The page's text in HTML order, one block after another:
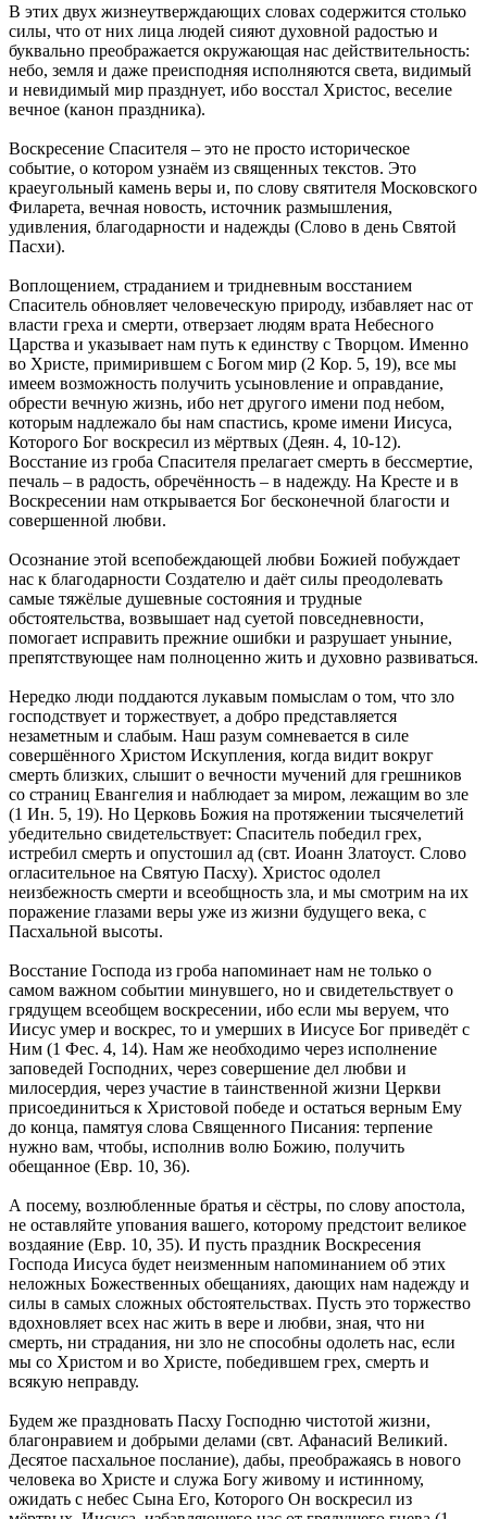
В этих двух жизнеутверждающих словах содержится столько
силы, что от них лица людей сияют духовной радостью и
буквально преображается окружающая нас действительность:
небо, земля и даже преисподняя исполняются света, видимый
и невидимый мир празднует, ибо восстал Христос, веселие
вечное (канон праздника).
Воскресение Спасителя – это не просто историческое
событие, о котором узнаём из священных текстов. Это
краеугольный камень веры и, по слову святителя Московского
Филарета, вечная новость, источник размышления,
удивления, благодарности и надежды (Слово в день Святой
Пасхи).
Воплощением, страданием и тридневным восстанием
Спаситель обновляет человеческую природу, избавляет нас от
власти греха и смерти, отверзает людям врата Небесного
Царства и указывает нам путь к единству с Творцом. Именно
во Христе, примирившем с Богом мир (2 Кор. 5, 19), все мы
имеем возможность получить усыновление и оправдание,
обрести вечную жизнь, ибо нет другого имени под небом,
которым надлежало бы нам спастись, кроме имени Иисуса,
Которого Бог воскресил из мёртвых (Деян. 4, 10-12).
Восстание из гроба Спасителя прелагает смерть в бессмертие,
печаль – в радость, обречённость – в надежду. На Кресте и в
Воскресении нам открывается Бог бесконечной благости и
совершенной любви.
Осознание этой всепобеждающей любви Божией побуждает
нас к благодарности Создателю и даёт силы преодолевать
самые тяжёлые душевные состояния и трудные
обстоятельства, возвышает над суетой повседневности,
помогает исправить прежние ошибки и разрушает уныние,
препятствующее нам полноценно жить и духовно развиваться.
Нередко люди поддаются лукавым помыслам о том, что зло
господствует и торжествует, а добро представляется
незаметным и слабым. Наш разум сомневается в силе
совершённого Христом Искупления, когда видит вокруг
смерть близких, слышит о вечности мучений для грешников
со страниц Евангелия и наблюдает за миром, лежащим во зле
(1 Ин. 5, 19). Но Церковь Божия на протяжении тысячелетий
убедительно свидетельствует: Спаситель победил грех,
истребил смерть и опустошил ад (свт. Иоанн Златоуст. Слово
огласительное на Святую Пасху). Христос одолел
неизбежность смерти и всеобщность зла, и мы смотрим на их
поражение глазами веры уже из жизни будущего века, с
Пасхальной высоты.
Восстание Господа из гроба напоминает нам не только о
самом важном событии минувшего, но и свидетельствует о
грядущем всеобщем воскресении, ибо если мы веруем, что
Иисус умер и воскрес, то и умерших в Иисусе Бог приведёт с
Ним (1 Фес. 4, 14). Нам же необходимо через исполнение
заповедей Господних, через совершение дел любви и
милосердия, через участие в та́инственной жизни Церкви
присоединиться к Христовой победе и остаться верным Ему
до конца, памятуя слова Священного Писания: терпение
нужно вам, чтобы, исполнив волю Божию, получить
обещанное (Евр. 10, 36).
А посему, возлюбленные братья и сёстры, по слову апостола,
не оставляйте упования вашего, которому предстоит великое
воздаяние (Евр. 10, 35). И пусть праздник Воскресения
Господа Иисуса будет неизменным напоминанием об этих
неложных Божественных обещаниях, дающих нам надежду и
силы в самых сложных обстоятельствах. Пусть это торжество
вдохновляет всех нас жить в вере и любви, зная, что ни
смерть, ни страдания, ни зло не способны одолеть нас, если
мы со Христом и во Христе, победившем грех, смерть и
всякую неправду.
Будем же праздновать Пасху Господню чистотой жизни,
благонравием и добрыми делами (свт. Афанасий Великий.
Десятое пасхальное послание), дабы, преображаясь в нового
человека во Христе и служа Богу живому и истинному,
ожидать с небес Сына Его, Которого Он воскресил из